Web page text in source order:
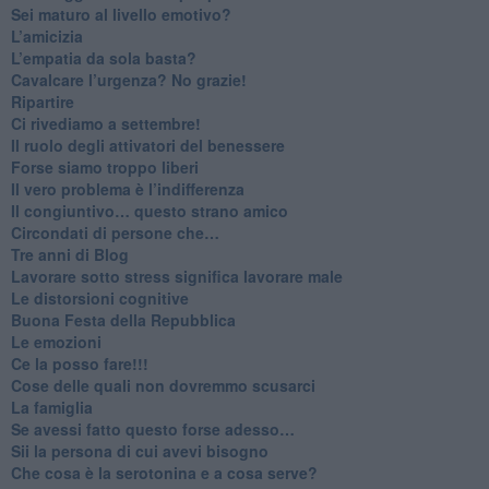
​Sei maturo al livello emotivo?
​L’amicizia
​L’empatia da sola basta?
​Cavalcare l’urgenza? No grazie!
Ripartire
​Ci rivediamo a settembre!
​Il ruolo degli attivatori del benessere
​Forse siamo troppo liberi
​Il vero problema è l’indifferenza
​Il congiuntivo… questo strano amico
​Circondati di persone che…
​Tre anni di Blog
​Lavorare sotto stress significa lavorare male
​Le distorsioni cognitive
​Buona Festa della Repubblica
Le emozioni
​Ce la posso fare!!!
​Cose delle quali non dovremmo scusarci
​La famiglia
​Se avessi fatto questo forse adesso…
​Sii la persona di cui avevi bisogno
Che cosa è la serotonina e a cosa serve?